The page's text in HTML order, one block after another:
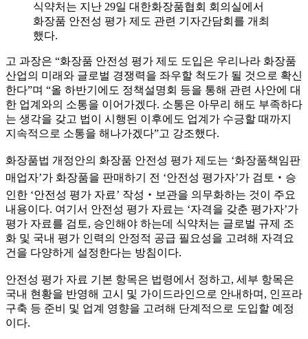
식약처는 지난 29일 대한화장품협회 회의실에서
화장품 안전성 평가 제도 관련 기자간담회를 개최
했다.
고 과장은 “화장품 안전성 평가 제도 도입은 우리나라 화장품
산업의 미래와 글로벌 경쟁력을 좌우할 척도가 될 것으로 확신
한다”며 “올 하반기에도 정책설명회 등을 통해 관련 사안에 대
한 업계와의 소통을 이어가겠다. 소통은 아무리 해도 부족하다
는 생각을 갖고 법이 시행된 이후에도 업계가 수긍할 때까지
지속적으로 소통을 해나가겠다”고 강조했다.
화장품법 개정안의 화장품 안전성 평가 제도는 ‘화장품책임판
매업자’가 화장품을 판매하기 전 ‘안전성 평가자’가 검토‧승
인한 ‘안전성 평가 자료’ 작성‧보관을 의무화하는 것이 주요
내용이다. 여기서 안전성 평가 자료는 ‘자격을 갖춘 평가자’가
평가 자료를 검토, 승인해야 하는데 식약처는 글로벌 규제 조
화 및 국내 평가 인력의 안정적 공급 필요성을 고려해 자격요
건을 다양하게 설정한다는 방침이다.
안전성 평가 자료 기본 항목은 법령에서 정하고, 세부 항목은
국내 현황을 반영해 고시 및 가이드라인으로 안내하며, 인프라
구축 등 준비 및 업계 영향을 고려해 단계적으로 도입할 예정
이다.